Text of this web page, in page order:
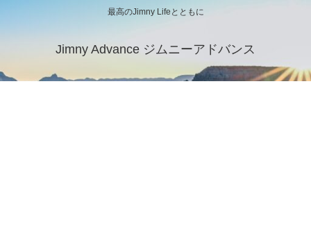
最高のJimny Lifeとともに
Jimny Advance ジムニーアドバンス